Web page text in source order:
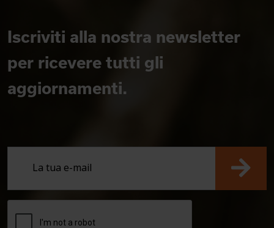
Iscriviti alla nostra newsletter
per ricevere tutti gli
aggiornamenti.